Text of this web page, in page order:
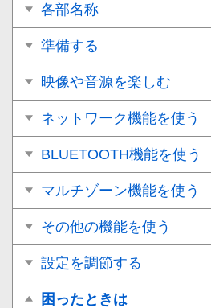
各部名称
準備する
映像や音源を楽しむ
ネットワーク機能を使う
BLUETOOTH機能を使う
マルチゾーン機能を使う
その他の機能を使う
設定を調節する
困ったときは